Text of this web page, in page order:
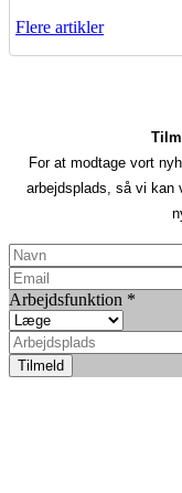
Flere artikler
For at modtage vort
arbejdsplads, så vi kan
Arbejdsfunktion *
Tilmeld